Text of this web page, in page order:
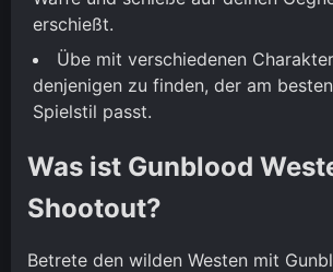
erschießt.
Übe mit verschiedenen
denjenigen zu finden, der am
Spielstil passt.
Was ist Gunblood
Shootout?
Betrete den wilden Westen mit